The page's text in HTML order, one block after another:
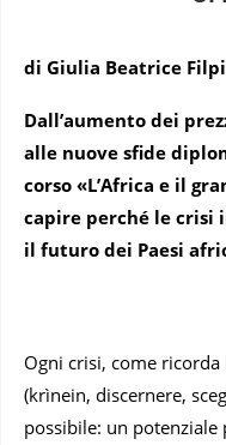
di Giulia Beatrice Filpi
Dall’aumento dei
alle nuove sfide
corso «L’Africa e il
capire perché le crisi
il futuro dei Paesi
Ogni crisi, come
(krìnein, discernere,
possibile: un potenziale